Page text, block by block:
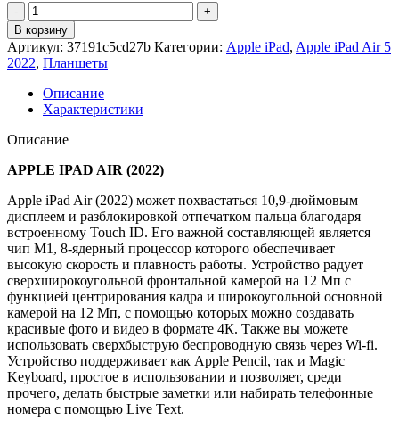
Количество
товара
Apple
iPad
Air
5
2022
FI
Starlight
В корзину
Артикул: 37191c5cd27b Категории: Apple iPad, Apple iPad Air 5
2022, Планшеты
Описание
Характеристики
Описание
APPLE IPAD AIR (2022)
Apple iPad Air (2022) может похвастаться 10,9-дюймовым
дисплеем и разблокировкой отпечатком пальца благодаря
встроенному Touch ID. Его важной составляющей является
чип М1, 8-ядерный процессор которого обеспечивает
высокую скорость и плавность работы. Устройство радует
сверхширокоугольной фронтальной камерой на 12 Мп с
функцией центрирования кадра и широкоугольной основной
камерой на 12 Мп, с помощью которых можно создавать
красивые фото и видео в формате 4К. Также вы можете
использовать сверхбыструю беспроводную связь через Wi-fi.
Устройство поддерживает как Apple Pencil, так и Magic
Keyboard, простое в использовании и позволяет, среди
прочего, делать быстрые заметки или набирать телефонные
номера с помощью Live Text.